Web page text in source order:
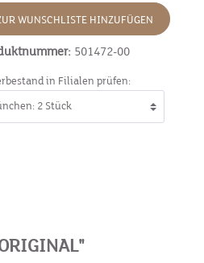
WUNSCHLISTE HINZUFÜGEN
501472-00
in Filialen prüfen: